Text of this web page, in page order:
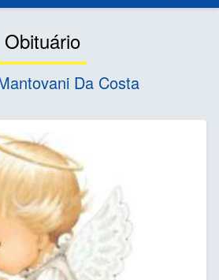
Obituário
Da Costa